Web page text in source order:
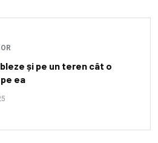
și pe un teren cât o
ea